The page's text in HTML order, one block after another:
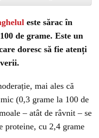
este sărac în
de grame. Este un
doresc să fie atenți
mai ales că
(0,3 grame la 100 de
– atât de râvnit – se
proteine, cu 2,4 grame